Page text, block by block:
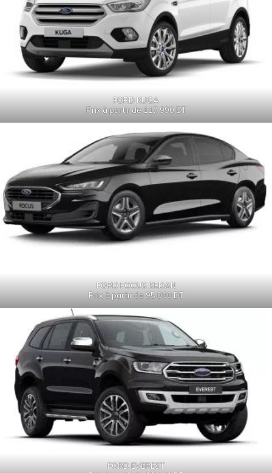
FORD KUGA
Prix à partir de 117 990 DT
FORD FOCUS SEDAN
Prix à partir de 95 000 DT
FORD EVEREST